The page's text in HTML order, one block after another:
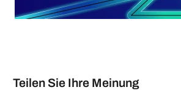
Teilen Sie Ihre Meinung